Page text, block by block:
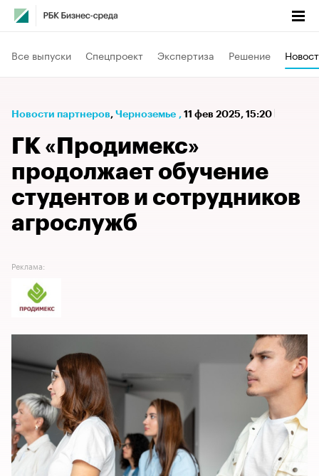
Все выпуски Спецпроект Экспертиза Решение
Новости партнеров⁠, Черноземье , 11 фев 2025, 15:20
ГК «Продимекс»
продолжает обучение
студентов и сотрудников
агрослужб
Реклама: